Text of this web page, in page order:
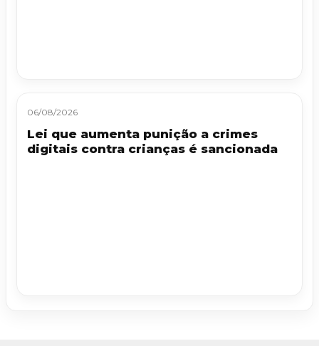
06/08/2026
Lei que aumenta punição a crimes
digitais contra crianças é sancionada